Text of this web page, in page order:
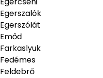
Egerszalók
Egerszólát
Emőd
Farkaslyuk
Fedémes
Feldebrő